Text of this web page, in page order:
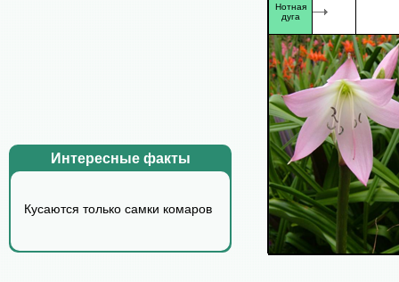
Интересные факты
Кусаются только самки комаров
Нотная
дуга